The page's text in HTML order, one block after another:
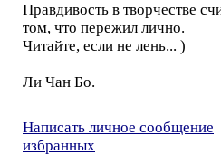
Правдивость в творчестве
том, что пережил лично.
Читайте, если не лень... )
Ли Чан Бо.
Написать личное сообщение
избранных